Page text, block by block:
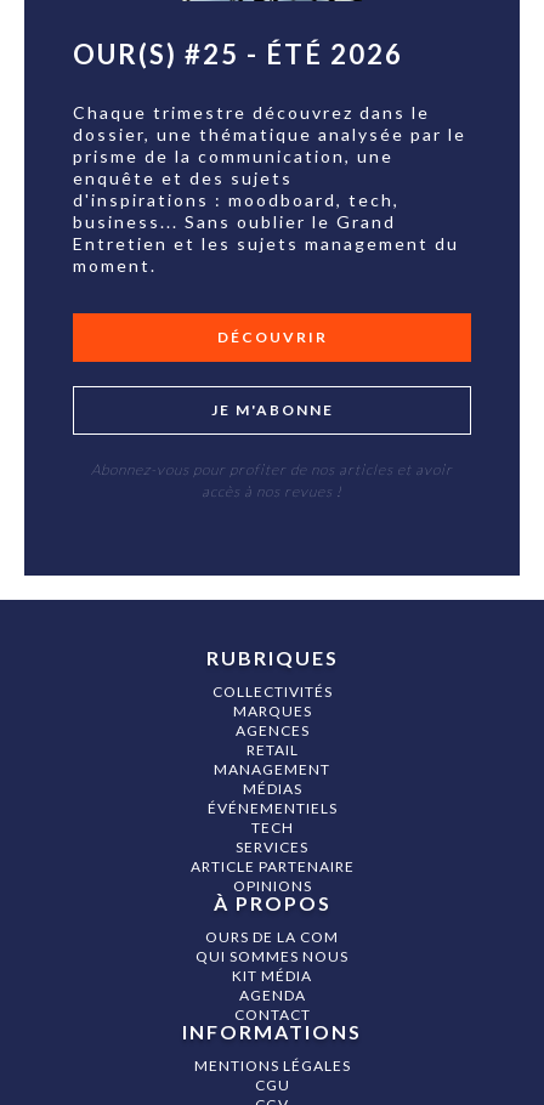
OUR(S) #25 - ÉTÉ 2026
Chaque trimestre découvrez dans le
dossier, une thématique analysée par le
prisme de la communication, une
enquête et des sujets
d'inspirations : moodboard, tech,
business... Sans oublier le Grand
Entretien et les sujets management du
moment.
DÉCOUVRIR
JE M'ABONNE
Abonnez-vous pour profiter de nos articles et avoir
accès à nos revues !
RUBRIQUES
COLLECTIVITÉS
MARQUES
AGENCES
RETAIL
MANAGEMENT
MÉDIAS
ÉVÉNEMENTIELS
TECH
SERVICES
ARTICLE PARTENAIRE
OPINIONS
À PROPOS
OURS DE LA COM
QUI SOMMES NOUS
KIT MÉDIA
AGENDA
CONTACT
INFORMATIONS
MENTIONS LÉGALES
CGU